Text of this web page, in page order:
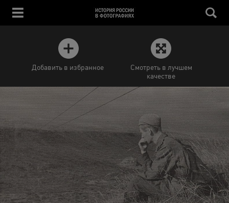
Добавить в избранное
Смотреть в лучшем
качестве